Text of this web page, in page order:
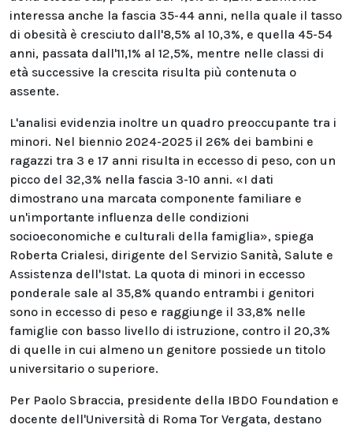
interessa anche la fascia 35-44 anni, nella quale il tasso
di obesità è cresciuto dall'8,5% al 10,3%, e quella 45-54
anni, passata dall'11,1% al 12,5%, mentre nelle classi di
età successive la crescita risulta più contenuta o
assente.
L'analisi evidenzia inoltre un quadro preoccupante tra i
minori. Nel biennio 2024-2025 il 26% dei bambini e
ragazzi tra 3 e 17 anni risulta in eccesso di peso, con un
picco del 32,3% nella fascia 3-10 anni. «I dati
dimostrano una marcata componente familiare e
un'importante influenza delle condizioni
socioeconomiche e culturali della famiglia», spiega
Roberta Crialesi, dirigente del Servizio Sanità, Salute e
Assistenza dell'Istat. La quota di minori in eccesso
ponderale sale al 35,8% quando entrambi i genitori
sono in eccesso di peso e raggiunge il 33,8% nelle
famiglie con basso livello di istruzione, contro il 20,3%
di quelle in cui almeno un genitore possiede un titolo
universitario o superiore.
Per Paolo Sbraccia, presidente della IBDO Foundation e
docente dell'Università di Roma Tor Vergata, destano